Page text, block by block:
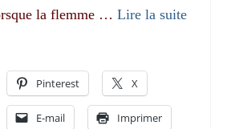
la flemme … Lire la suite­­
Pinterest X
E-mail Imprimer